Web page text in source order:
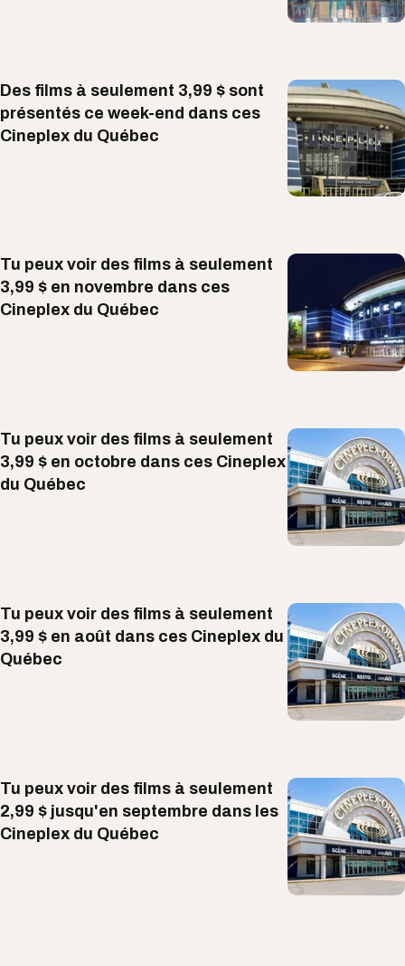
Des films à seulement 3,99 $ sont
présentés ce week-end dans ces
Cineplex du Québec
Tu peux voir des films à seulement
3,99 $ en novembre dans ces
Cineplex du Québec
Tu peux voir des films à seulement
3,99 $ en octobre dans ces Cineplex
du Québec
Tu peux voir des films à seulement
3,99 $ en août dans ces Cineplex du
Québec
Tu peux voir des films à seulement
2,99 $ jusqu'en septembre dans les
Cineplex du Québec